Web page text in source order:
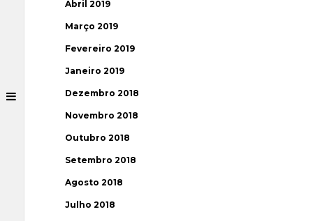
Abril 2019
Março 2019
Fevereiro 2019
Janeiro 2019
Dezembro 2018
Novembro 2018
Outubro 2018
Setembro 2018
Agosto 2018
Julho 2018